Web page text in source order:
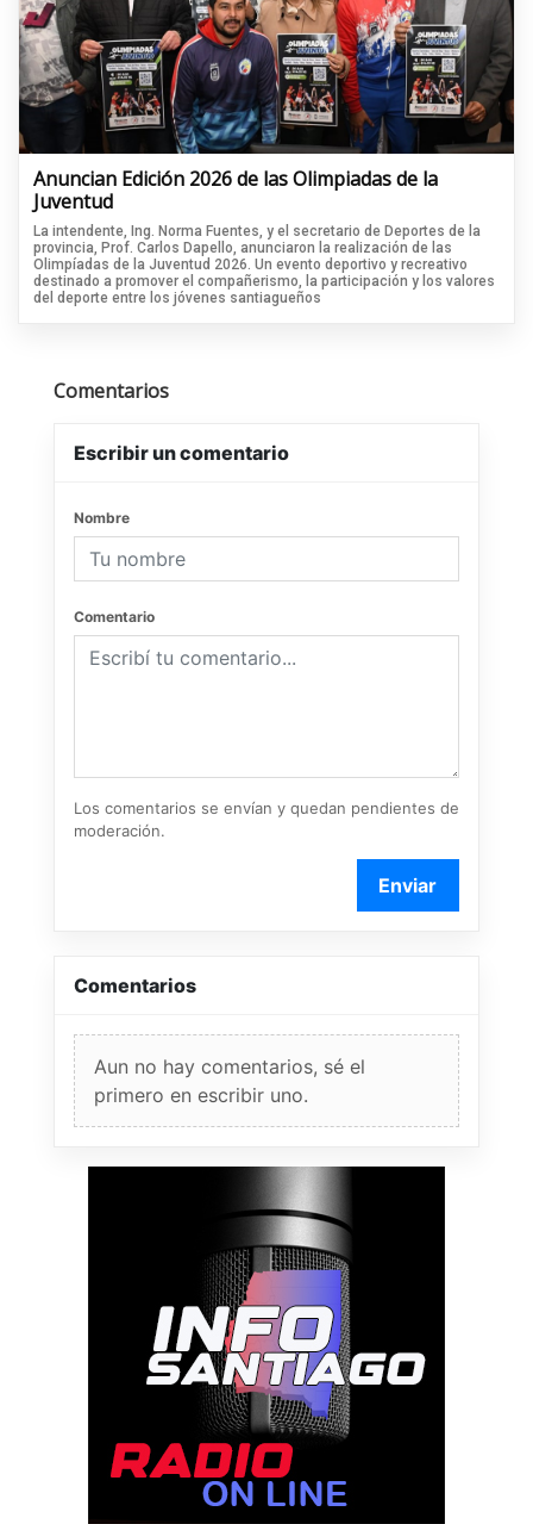
Anuncian Edición 2026 de las Olimpiadas de la
Juventud
La intendente, Ing. Norma Fuentes, y el secretario de Deportes de la
provincia, Prof. Carlos Dapello, anunciaron la realización de las
Olimpíadas de la Juventud 2026. Un evento deportivo y recreativo
destinado a promover el compañerismo, la participación y los valores
del deporte entre los jóvenes santiagueños
Comentarios
Escribir un comentario
Nombre
Comentario
Los comentarios se envían y quedan pendientes de
moderación.
Enviar
Comentarios
Aun no hay comentarios, sé el
primero en escribir uno.